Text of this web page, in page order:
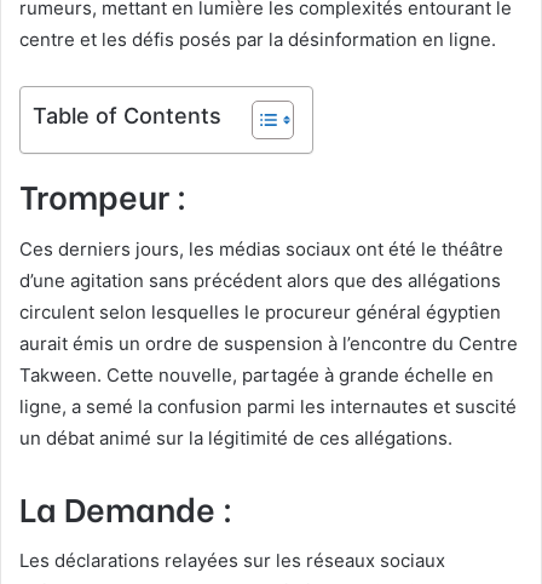
rumeurs, mettant en lumière les complexités entourant le
centre et les défis posés par la désinformation en ligne.
Table of Contents
Trompeur :
Ces derniers jours, les médias sociaux ont été le théâtre
d’une agitation sans précédent alors que des allégations
circulent selon lesquelles le procureur général égyptien
aurait émis un ordre de suspension à l’encontre du Centre
Takween. Cette nouvelle, partagée à grande échelle en
ligne, a semé la confusion parmi les internautes et suscité
un débat animé sur la légitimité de ces allégations.
La Demande :
Les déclarations relayées sur les réseaux sociaux